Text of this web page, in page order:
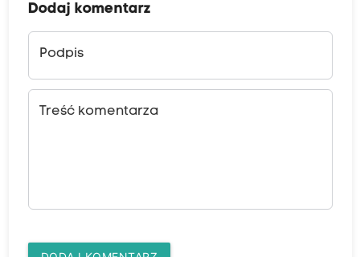
Dodaj komentarz
Podpis
Treść komentarza